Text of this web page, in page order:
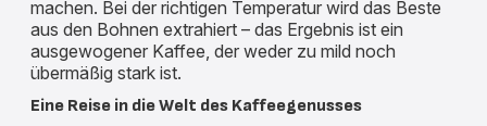
machen. Bei der richtigen Temperatur wird das Beste
aus den Bohnen extrahiert – das Ergebnis ist ein
ausgewogener Kaffee, der weder zu mild noch
übermäßig stark ist.
Eine Reise in die Welt des Kaffeegenusses